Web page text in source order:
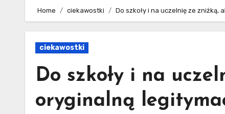
Home ciekawostki Do szkoły i na uczelnię ze zniżką,
ciekawostki
Do szkoły i na
oryginalną